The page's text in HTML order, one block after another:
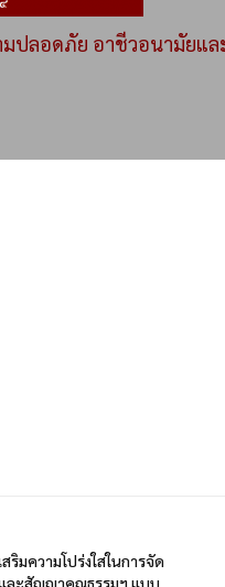
ปลอดภัย อาชีวอนามัยแ
สริมความโปร่งใสในการจัด
ละสัญญาคุณธรรมฯ แบบ